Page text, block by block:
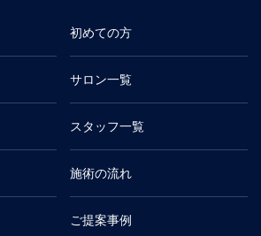
初めての方
サロン一覧
スタッフ一覧
施術の流れ
ご提案事例